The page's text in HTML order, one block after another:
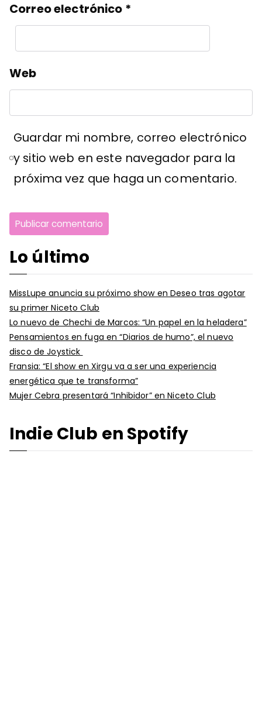
Correo electrónico *
Web
Guardar mi nombre, correo electrónico
y sitio web en este navegador para la
próxima vez que haga un comentario.
Lo último
MissLupe anuncia su próximo show en Deseo tras agotar
su primer Niceto Club
Lo nuevo de Chechi de Marcos: “Un papel en la heladera”
Pensamientos en fuga en “Diarios de humo”, el nuevo
disco de Joystick
Fransia: “El show en Xirgu va a ser una experiencia
energética que te transforma”
Mujer Cebra presentará “Inhibidor” en Niceto Club
Indie Club en Spotify